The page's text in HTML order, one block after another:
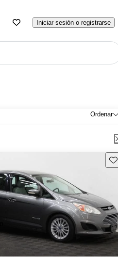
Iniciar sesión o registrarse
Ordenar